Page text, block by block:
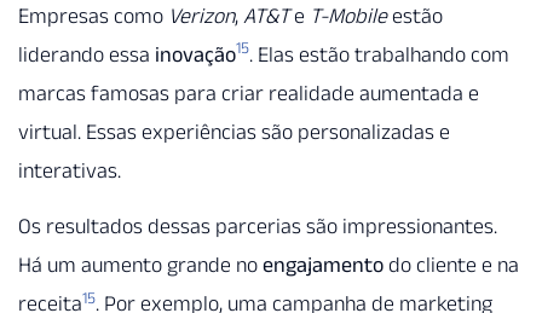
Empresas como Verizon, AT&Te T-Mobileestão
liderando essa inovação15. Elas estão trabalhando com
marcas famosas para criar realidade aumentada e
virtual. Essas experiências são personalizadas e
interativas.
Os resultados dessas parcerias são impressionantes.
Há um aumento grande no engajamento do cliente e na
receita15. Por exemplo, uma campanha de marketing